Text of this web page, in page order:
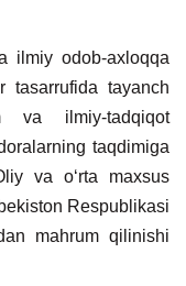
ilmiy odob-axloqqa
tasarrufida tayanch
va ilmiy-tadqiqot
taqdimiga
va oʻrta maxsus
Respublikasi
mahrum qilinishi